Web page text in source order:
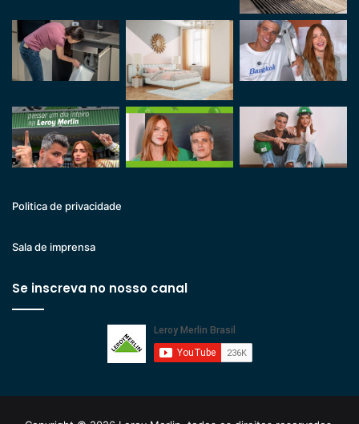
Politica de privacidade
Sala de imprensa
Se inscreva no nosso canal